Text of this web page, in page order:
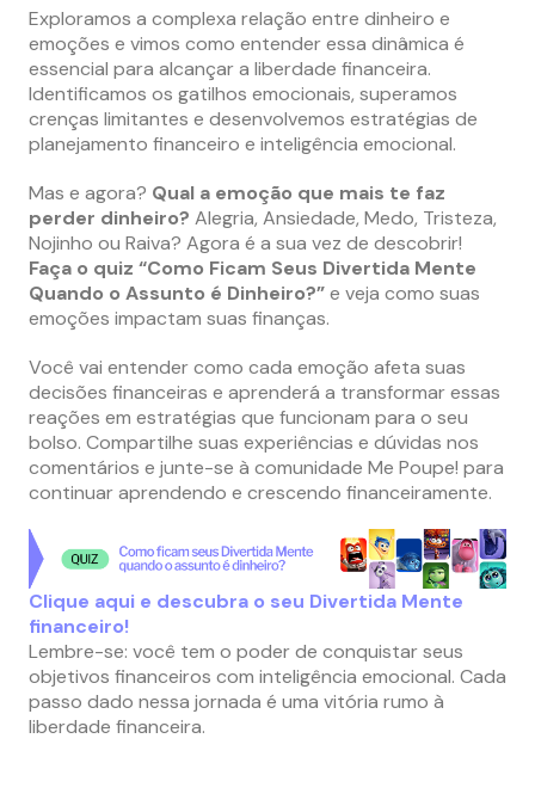
Exploramos a complexa relação entre dinheiro e
emoções e vimos como entender essa dinâmica é
essencial para alcançar a liberdade financeira.
Identificamos os gatilhos emocionais, superamos
crenças limitantes e desenvolvemos estratégias de
planejamento financeiro e inteligência emocional.
Mas e agora? Qual a emoção que mais te faz
perder dinheiro? Alegria, Ansiedade, Medo, Tristeza,
Nojinho ou Raiva? Agora é a sua vez de descobrir!
Faça o quiz “Como Ficam Seus Divertida Mente
Quando o Assunto é Dinheiro?”e veja como suas
emoções impactam suas finanças.
Você vai entender como cada emoção afeta suas
decisões financeiras e aprenderá a transformar essas
reações em estratégias que funcionam para o seu
bolso. Compartilhe suas experiências e dúvidas nos
comentários e junte-se à comunidade Me Poupe! para
continuar aprendendo e crescendo financeiramente.
Clique aqui e descubra o seu Divertida Mente
financeiro!
Lembre-se: você tem o poder de conquistar seus
objetivos financeiros com inteligência emocional. Cada
passo dado nessa jornada é uma vitória rumo à
liberdade financeira.